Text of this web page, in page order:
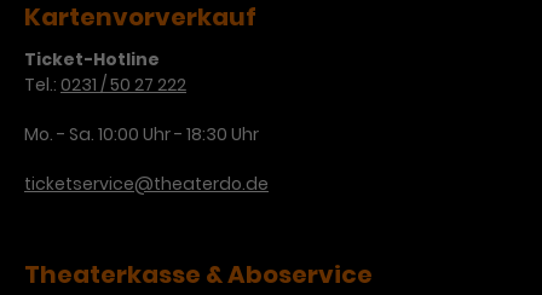
Laufzeit 1 Minute
Das ist ein von Google Analytics
Daten werden nur maximal einmal
werden bestimmte
Zweck
Dieses Cookie wird verwendet, um
Werbeanzeigen zu messen und
bereitzustellen.
Kartenvorverkauf
Ticket-Hotline
Tel.: 0231 / 50 27 222
Mo. - Sa. 10:00 Uhr - 18:30 Uhr
ticketservice@theaterdo.de
Theaterkasse & Aboservice